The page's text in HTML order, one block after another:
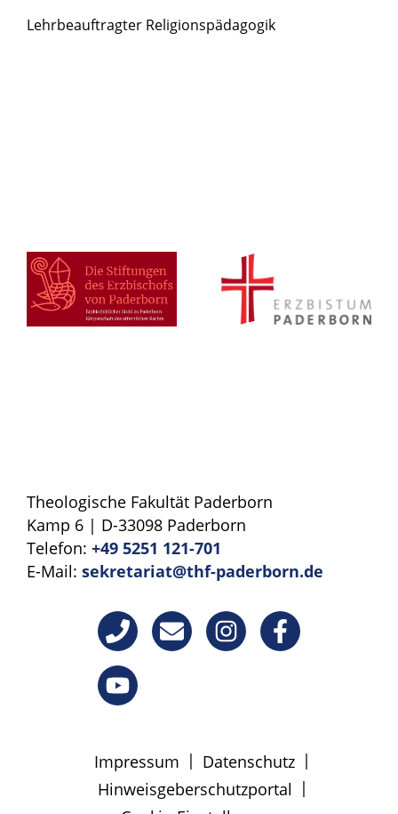
Lehrbeauftragter Religionspädagogik
Theologische Fakultät Paderborn
Kamp 6 | D-33098 Paderborn
Telefon: +49 5251 121-701
E-Mail: sekretariat@thf-paderborn.de
Impressum | Datenschutz |
Hinweisgeberschutzportal |